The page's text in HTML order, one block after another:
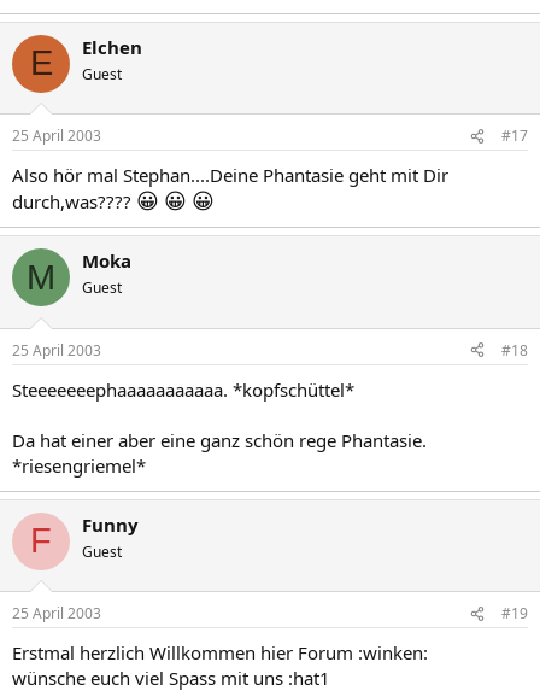
E Elchen
Guest
25 April 2003 #17
Also hör mal Stephan....Deine Phantasie geht mit Dir
durch,was???? 😀 😀 😀
M Moka
Guest
25 April 2003 #18
Steeeeeeephaaaaaaaaaaa. *kopfschüttel*
Da hat einer aber eine ganz schön rege Phantasie.
*riesengriemel*
F Funny
Guest
25 April 2003 #19
Erstmal herzlich Willkommen hier Forum :winken:
wünsche euch viel Spass mit uns :hat1